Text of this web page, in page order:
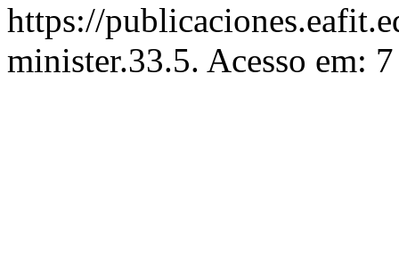
https://
minister.33.5. Acesso em: